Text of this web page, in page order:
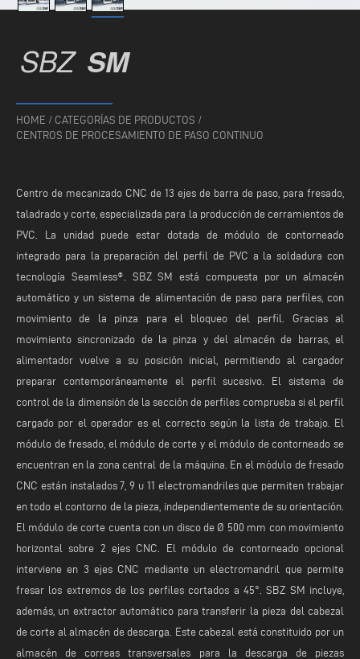
SBZ SM
HOME / CATEGORÍAS DE PRODUCTOS /
CENTROS DE PROCESAMIENTO DE PASO CONTINUO
Centro de mecanizado CNC de 13 ejes de barra de paso, para fresado,
taladrado y corte, especializada para la producción de cerramientos de
PVC. La unidad puede estar dotada de módulo de contorneado
integrado para la preparación del perfil de PVC a la soldadura con
tecnología Seamless®. SBZ SM está compuesta por un almacén
automático y un sistema de alimentación de paso para perfiles, con
movimiento de la pinza para el bloqueo del perfil. Gracias al
movimiento sincronizado de la pinza y del almacén de barras, el
alimentador vuelve a su posición inicial, permitiendo al cargador
preparar contemporáneamente el perfil sucesivo. El sistema de
control de la dimensión de la sección de perfiles comprueba si el perfil
cargado por el operador es el correcto según la lista de trabajo. El
módulo de fresado, el módulo de corte y el módulo de contorneado se
encuentran en la zona central de la máquina. En el módulo de fresado
CNC están instalados 7, 9 u 11 electromandriles que permiten trabajar
en todo el contorno de la pieza, independientemente de su orientación.
El módulo de corte cuenta con un disco de Ø 500 mm con movimiento
horizontal sobre 2 ejes CNC. El módulo de contorneado opcional
interviene en 3 ejes CNC mediante un electromandril que permite
fresar los extremos de los perfiles cortados a 45°. SBZ SM incluye,
además, un extractor automático para transferir la pieza del cabezal
de corte al almacén de descarga. Este cabezal está constituido por un
almacén de correas transversales para la descarga de piezas